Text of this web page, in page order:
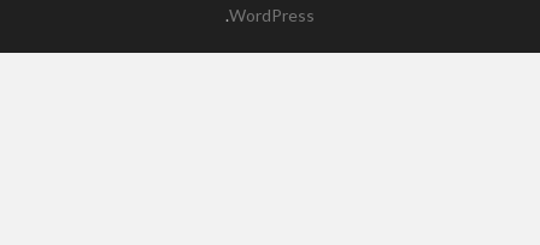
WordPress
.